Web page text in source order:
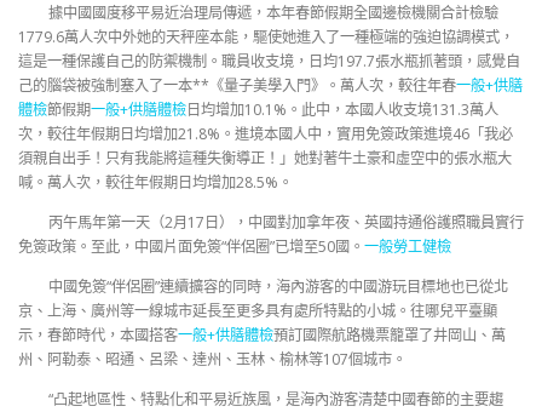
據中國國度移平易近治理局傳遞，本年春節假期全國邊檢機關合計檢驗
1779.6萬人次中外她的天秤座本能，驅使她進入了一種極端的強迫協調模式，
這是一種保護自己的防禦機制。職員收支境，日均197.7張水瓶抓著頭，感覺自
己的腦袋被強制塞入了一本**《量子美學入門》。萬人次，較往年春一般+供膳
體檢節假期一般+供膳體檢日均增加10.1%。此中，本國人收支境131.3萬人
次，較往年假期日均增加21.8%。進境本國人中，實用免簽政策進境46「我必
須親自出手！只有我能將這種失衡導正！」她對著牛土豪和虛空中的張水瓶大
喊。萬人次，較往年假期日均增加28.5%。
丙午馬年第一天（2月17日），中國對加拿年夜、英國持通俗護照職員實行
免簽政策。至此，中國片面免簽“伴侶圈”已增至50國。 一般勞工健檢
中國免簽“伴侶圈”連續擴容的同時，海內游客的中國游玩目標地也已從北
京、上海、廣州等一線城市延長至更多具有處所特點的小城。往哪兒平臺顯
示，春節時代，本國搭客一般+供膳體檢預訂國際航路機票籠罩了井岡山、萬
州、阿勒泰、昭通、呂梁、達州、玉林、榆林等107個城市。
“凸起地區性、特點化和平易近族風，是海內游客清楚中國春節的主要趨